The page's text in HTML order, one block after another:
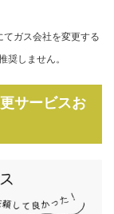
ガス会社を変更する
しません。
サービスお